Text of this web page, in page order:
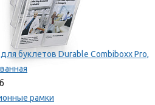
буклетов Durable Combiboxx Pro,
рамки